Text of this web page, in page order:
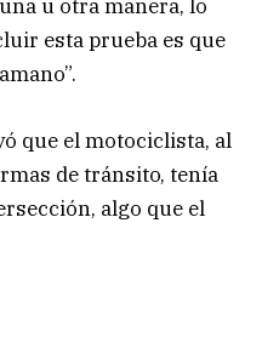
u otra manera, lo
esta prueba es que
que el motociclista, al
de tránsito, tenía
algo que el